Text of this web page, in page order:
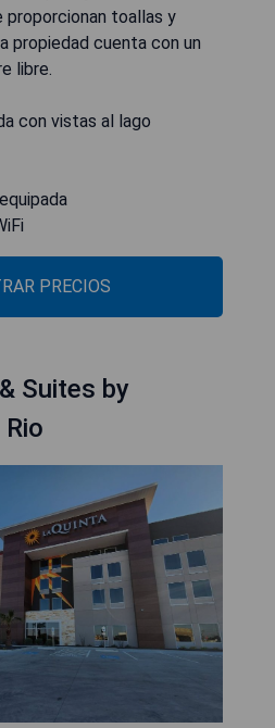
toallas y
propiedad cuenta con un
libre.
con vistas al lago
PRECIOS
Suites by